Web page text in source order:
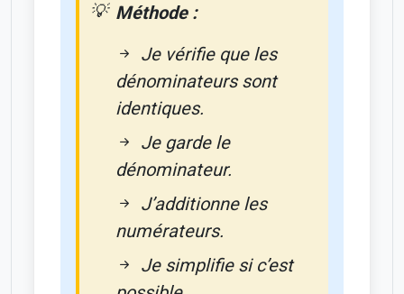
Méthode :
Je vérifie que les
dénominateurs sont
identiques.
Je garde le
dénominateur.
J’additionne les
numérateurs.
Je simplifie si c’est